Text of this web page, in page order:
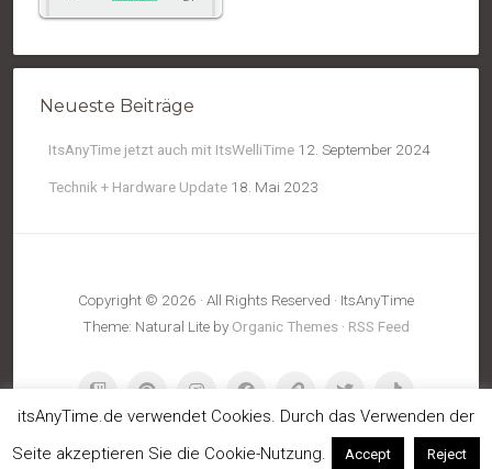
Neueste Beiträge
ItsAnyTime jetzt auch mit ItsWelliTime 12. September 2024
Technik + Hardware Update 18. Mai 2023
Copyright © 2026 · All Rights Reserved · ItsAnyTime
Theme: Natural Lite by Organic Themes · RSS Feed
itsAnyTime.de verwendet Cookies. Durch das Verwenden der
Seite akzeptieren Sie die Cookie-Nutzung.
Accept Reject